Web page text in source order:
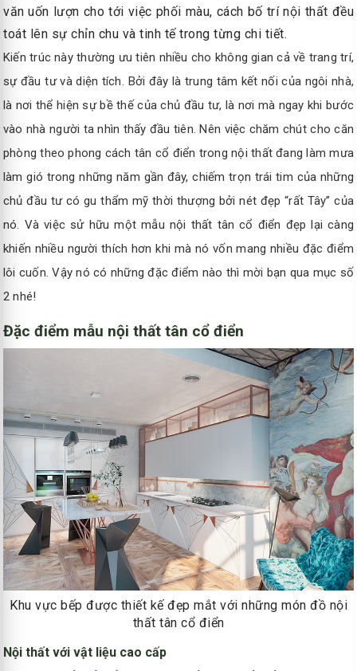
văn uốn lượn cho tới việc phối màu, cách bố trí nội thất đều
toát lên sự chỉn chu và tinh tế trong từng chi tiết.
Kiến trúc này thường ưu tiên nhiều cho không gian cả về trang trí,
sự đầu tư và diện tích. Bởi đây là trung tâm kết nối của ngôi nhà,
là nơi thể hiện sự bề thế của chủ đầu tư, là nơi mà ngay khi bước
vào nhà người ta nhìn thấy đầu tiên. Nên việc chăm chút cho căn
phòng theo phong cách tân cổ điển trong nội thất đang làm mưa
làm gió trong những năm gần đây, chiếm trọn trái tim của những
chủ đầu tư có gu thẩm mỹ thời thượng bởi nét đẹp “rất Tây” của
nó. Và việc sử hữu một mẫu nội thất tân cổ điển đẹp lại càng
khiến nhiều người thích hơn khi mà nó vốn mang nhiều đặc điểm
lôi cuốn. Vậy nó có những đặc điểm nào thì mời bạn qua mục số
2 nhé!
Đặc điểm mẫu nội thất tân cổ điển
Khu vực bếp được thiết kế đẹp mắt với những món đồ nội
thất tân cổ điển
Nội thất với vật liệu cao cấp